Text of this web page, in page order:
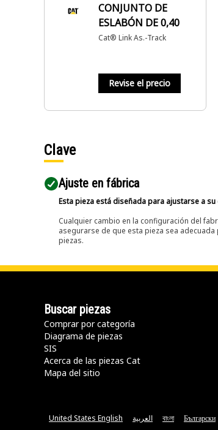
CONJUNTO DE
ESLABÓN DE 0,40
Cat® Link As.-Track
Revise el precio
Clave
Ajuste en fábrica
Esta pieza está diseñada para ajustarse a
Cualquier cambio en la configuración del
asegurarse de que esta pieza sea
piezas.
Buscar piezas
Comprar por categoría
Diagrama de piezas
SIS
Acerca de las piezas Cat
Mapa del sitio
United States English العربية বাংলা Български